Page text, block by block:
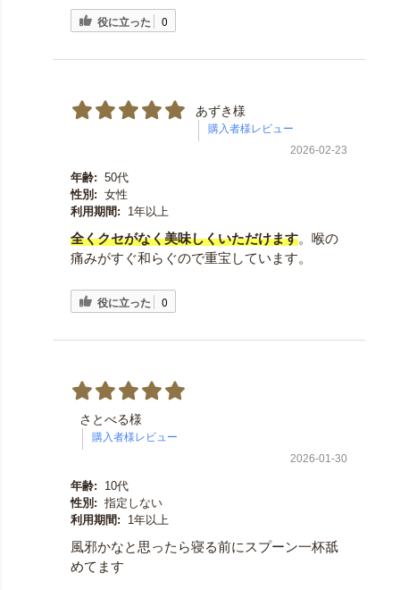
役に立った 0
あずき様
2026-02-23
年齢: 50代
性別: 女性
利用期間:
1年以上
全くクセがなく美味しくいただけます。喉の
痛みがすぐ和らぐので重宝しています。
役に立った 0
さとべる様
2026-01-30
年齢:
10代
性別: 指定しない
利用期間:
1年以上
風邪かなと思ったら寝る前にスプーン一杯舐
めてます